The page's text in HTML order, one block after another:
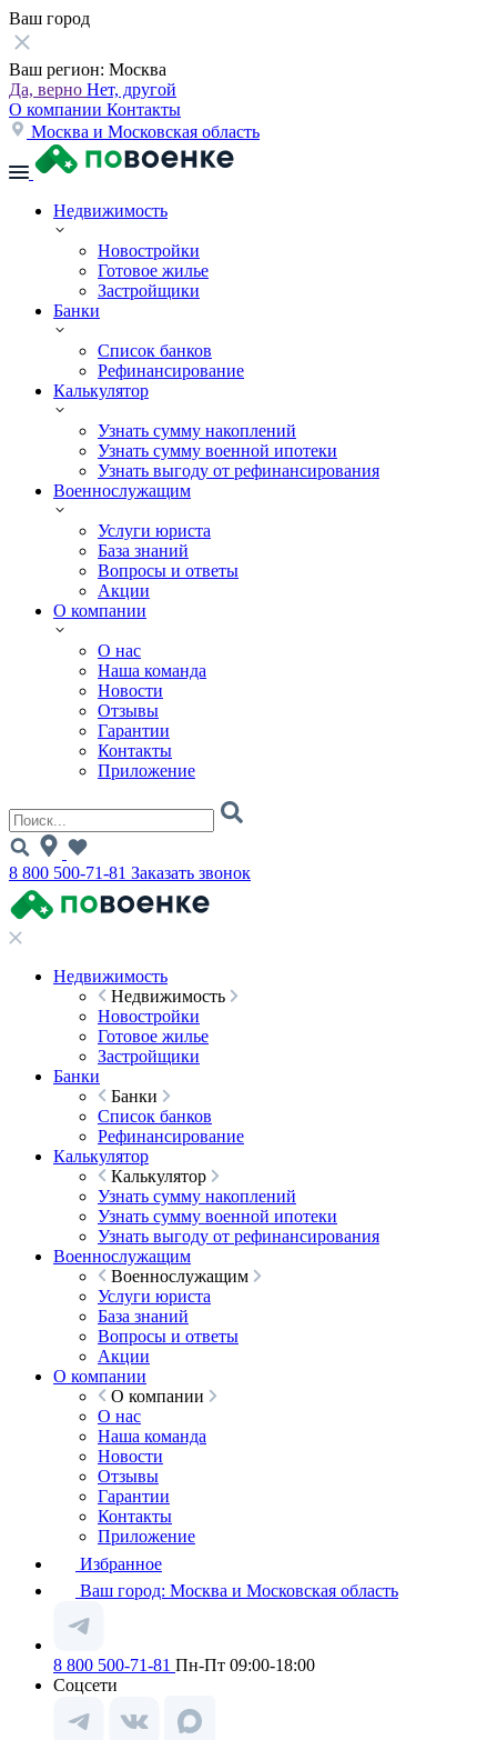
Ваш город
Ваш регион: Москва
Да, верно Нет, другой
О компании Контакты
Москва и Московская область
Недвижимость
Новостройки
Готовое жилье
Застройщики
Банки
Список банков
Рефинансирование
Калькулятор
Узнать сумму накоплений
Узнать сумму военной ипотеки
Узнать выгоду от рефинансирования
Военнослужащим
Услуги юриста
База знаний
Вопросы и ответы
Акции
О компании
О нас
Наша команда
Новости
Отзывы
Гарантии
Контакты
Приложение
8 800 500-71-81 Заказать звонок
Недвижимость
Недвижимость
Новостройки
Готовое жилье
Застройщики
Банки
Банки
Список банков
Рефинансирование
Калькулятор
Калькулятор
Узнать сумму накоплений
Узнать сумму военной ипотеки
Узнать выгоду от рефинансирования
Военнослужащим
Военнослужащим
Услуги юриста
База знаний
Вопросы и ответы
Акции
О компании
О компании
О нас
Наша команда
Новости
Отзывы
Гарантии
Контакты
Приложение
Избранное
Ваш город: Москва и Московская область
8 800 500-71-81 Пн-Пт 09:00-18:00
Соцсети